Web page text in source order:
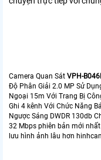
Camera Quan Sát VPH-
Độ Phân Giải 2.0 MP Sử
Ngoại 15m Với Trang Bị
Ghi 4 kênh Với Chức Năng
Ngược Sáng DWDR 130db
32 Mbps phiên bản mới
lưu hình ảnh lâu hơn